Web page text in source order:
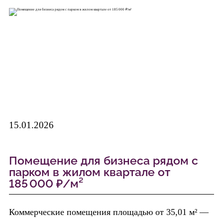
15.01.2026
Помещение для бизнеса рядом с
парком в жилом квартале от
185 000 ₽/м²
Коммерческие помещения площадью от 35,01 м² —